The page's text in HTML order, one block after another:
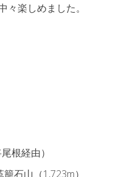
々楽しめました。
根経由）
石山（1,723m）